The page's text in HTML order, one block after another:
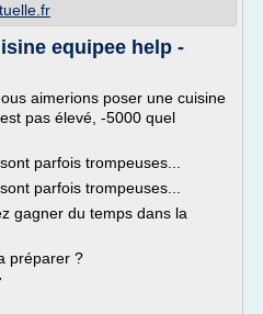
equipee help -
aimerions poser une cuisine
pas élevé, -5000 quel
parfois trompeuses...
parfois trompeuses...
gagner du temps dans la
préparer ?